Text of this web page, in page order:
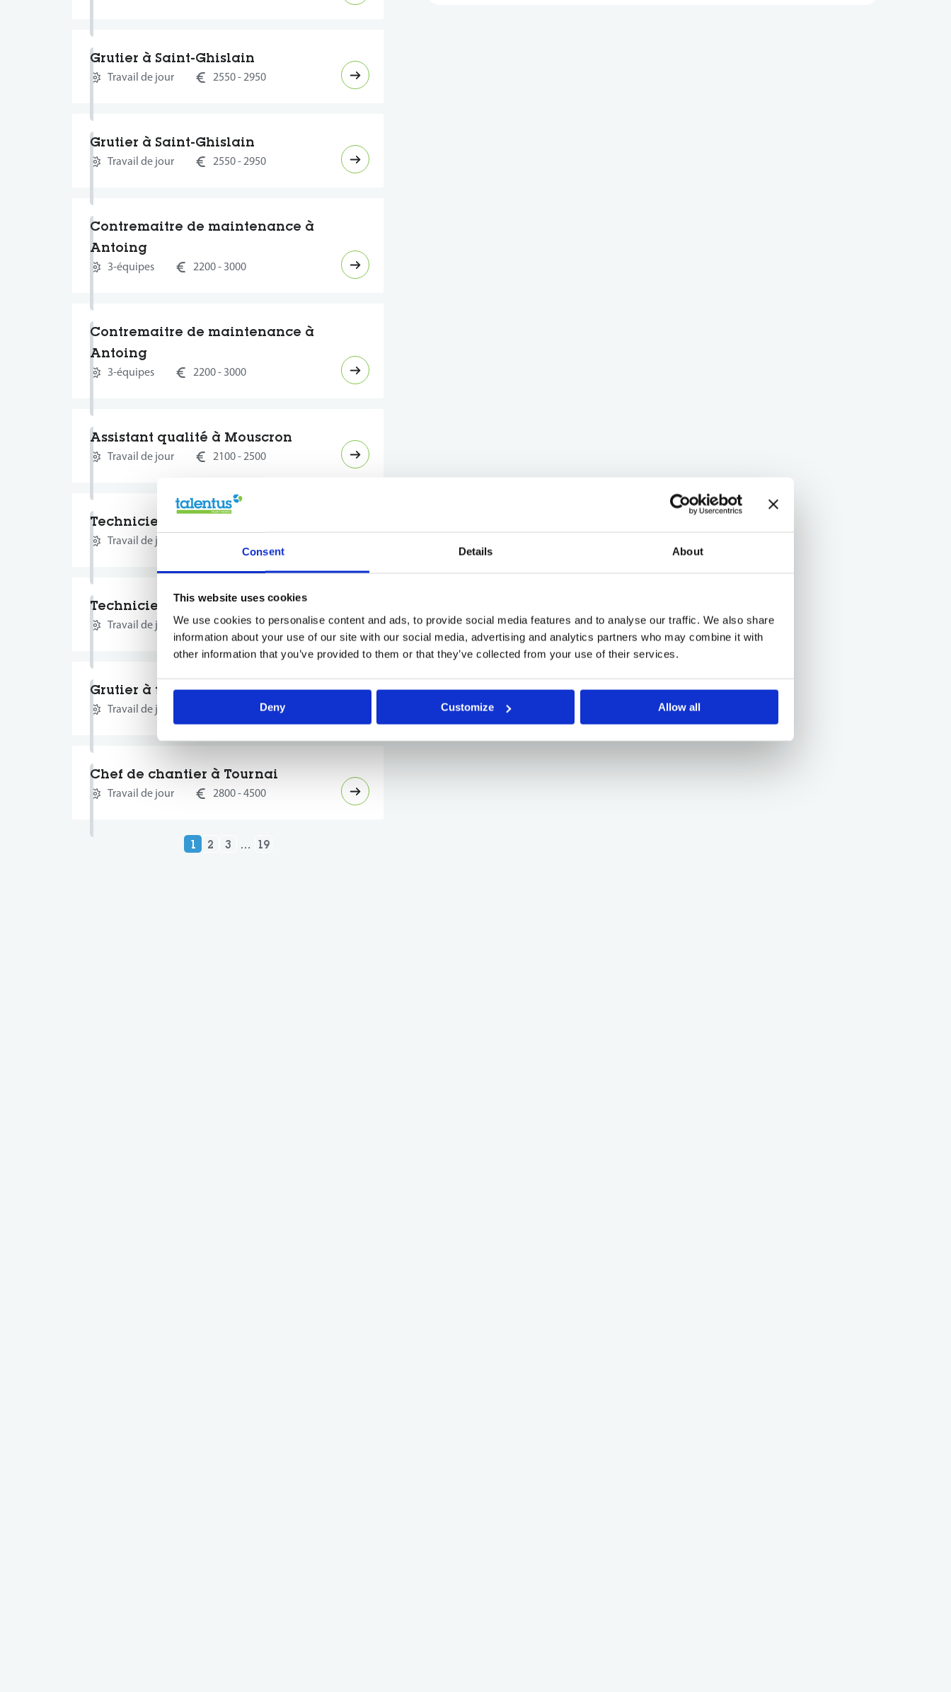
Consent Details About
This website uses cookies
We use cookies to personalise content and ads, to provide social media features and to analyse our traffic. We also share
information about your use of our site with our social media, advertising and analytics partners who may combine it with
other information that you’ve provided to them or that they’ve collected from your use of their services.
Deny Customize Allow all
Grutier à Saint-Ghislain
Travail de jour 2550 - 2950
Grutier à Saint-Ghislain
Travail de jour 2550 - 2950
Contremaitre de maintenance à
Antoing
3-équipes 2200 - 3000
Contremaitre de maintenance à
Antoing
3-équipes 2200 - 3000
Assistant qualité à Mouscron
Travail de jour 2100 - 2500
Technicien de maintenance à Tournai
Travail de jour
Technicien de maintenance à Tournai
Travail de jour 2150 - 3150
Grutier à tour mobile à TOURNAI
Travail de jour 2150 - 3000
Chef de chantier à Tournai
Travail de jour 2800 - 4500
1 2 3 … 19